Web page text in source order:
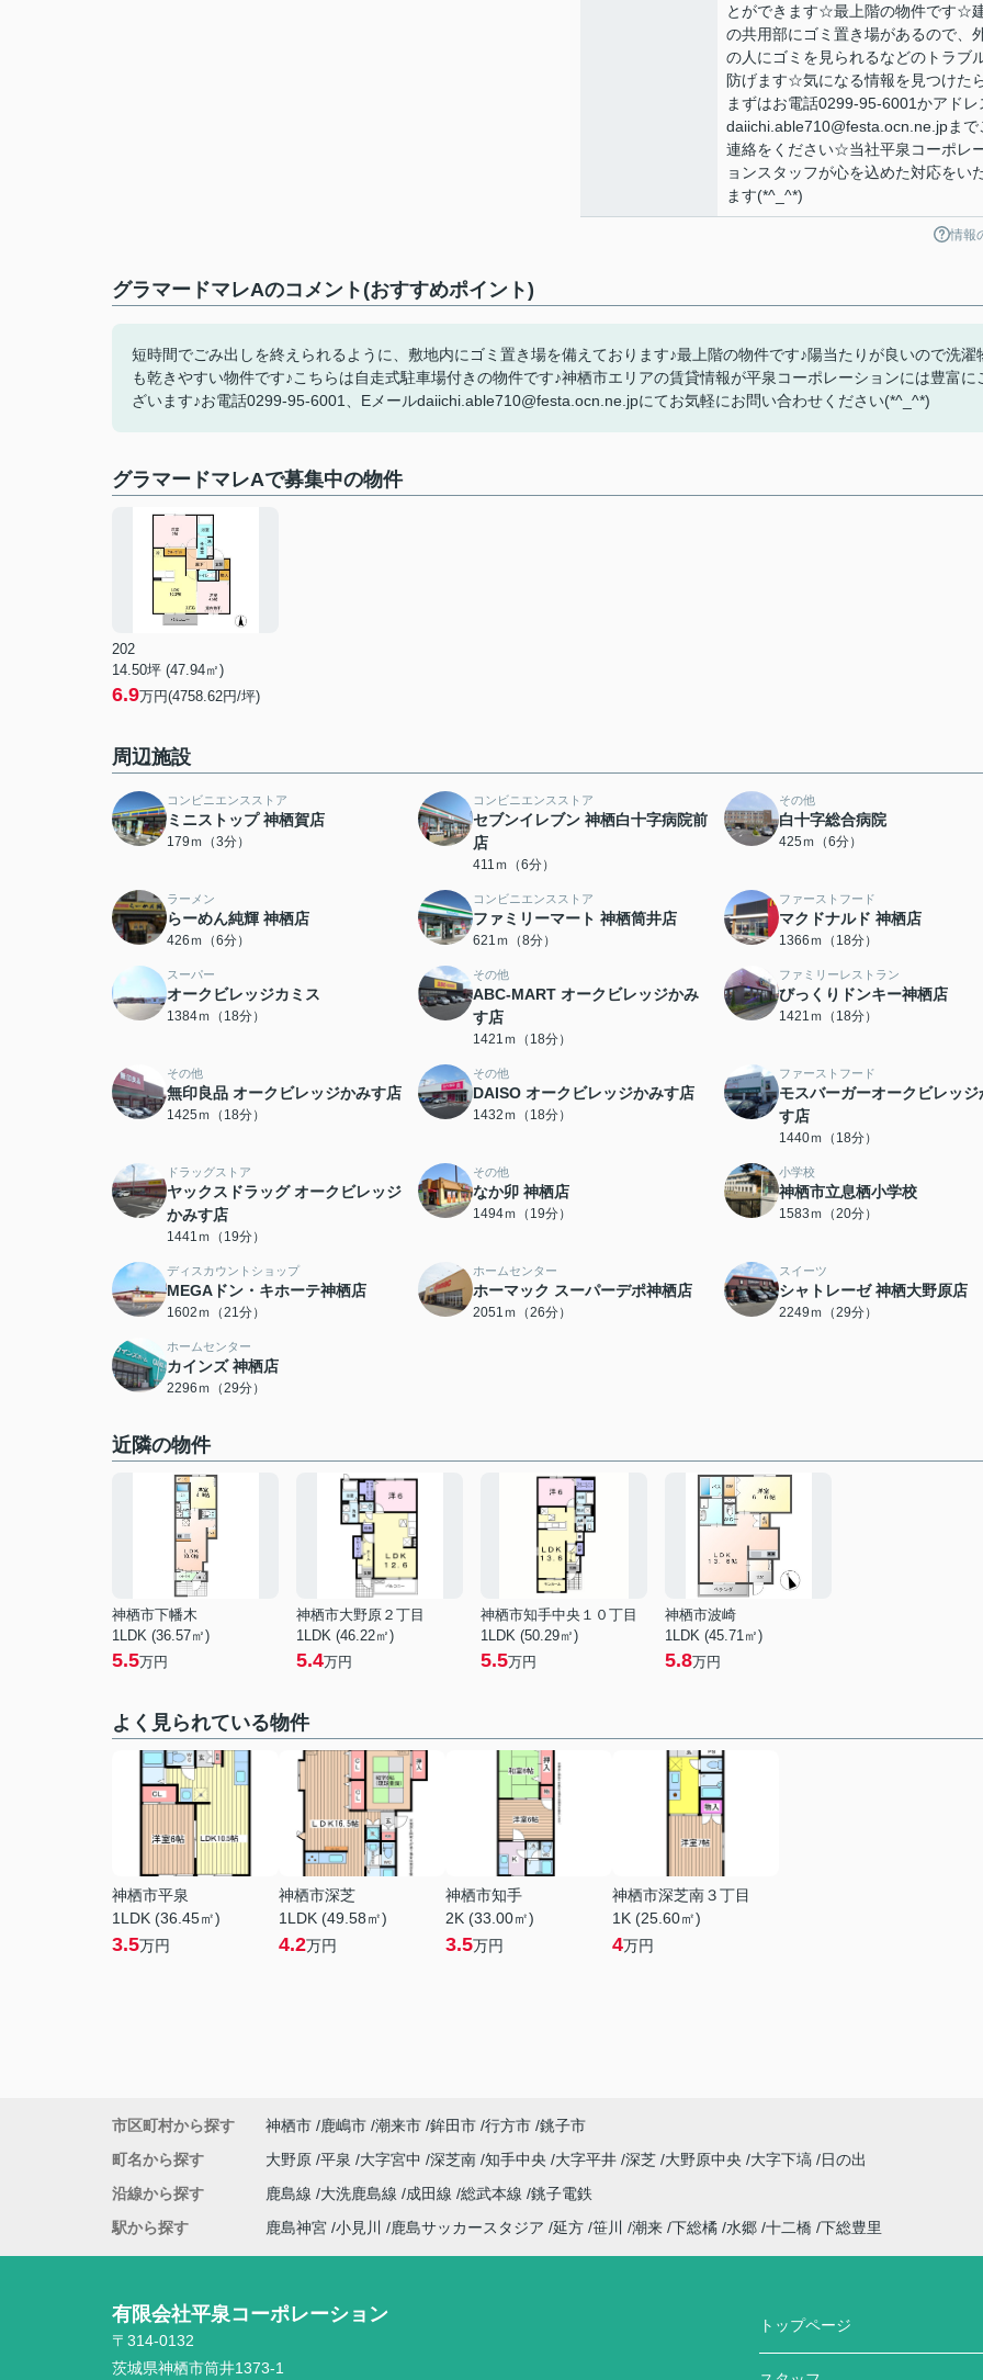
とができます☆最上階の物件です☆
の共用部にゴミ置き場があるので、
の人にゴミを見られるなどのトラブ
防げます☆気になる情報を見つけた
まずはお電話0299-95-6001かアドレ
daiichi.able710@festa.ocn.ne.jpまで
連絡をください☆当社平泉コーポレ
ョンスタッフが心を込めた対応をい
ます(*^_^*)
情報
グラマードマレAのコメント(おすすめポイント)
短時間でごみ出しを終えられるように、敷地内にゴミ置き場を備えております♪最上階の物件です♪陽当たりが良いので洗濯
も乾きやすい物件です♪こちらは自走式駐車場付きの物件です♪神栖市エリアの賃貸情報が平泉コーポレーションには豊富に
ざいます♪お電話0299-95-6001、Eメールdaiichi.able710@festa.ocn.ne.jpにてお気軽にお問い合わせください(*^_^*)
グラマードマレAで募集中の物件
202
14.50坪 (47.94㎡)
6.9万円(4758.62円/坪)
周辺施設
コンビニエンスストア
ミニストップ 神栖賀店
179ｍ（3分）
コンビニエンスストア
セブンイレブン 神栖白十字病院前
店
411ｍ（6分）
その他
白十字総合病院
425ｍ（6分）
ラーメン
らーめん純輝 神栖店
426ｍ（6分）
コンビニエンスストア
ファミリーマート 神栖筒井店
621ｍ（8分）
ファーストフード
マクドナルド 神栖店
1366ｍ（18分）
スーパー
オークビレッジカミス
1384ｍ（18分）
その他
ABC-MART オークビレッジかみ
す店
1421ｍ（18分）
ファミリーレストラン
びっくりドンキー神栖店
1421ｍ（18分）
その他
無印良品 オークビレッジかみす店
1425ｍ（18分）
その他
DAISO オークビレッジかみす店
1432ｍ（18分）
ファーストフード
モスバーガーオークビレッジ
す店
1440ｍ（18分）
ドラッグストア
ヤックスドラッグ オークビレッジ
かみす店
1441ｍ（19分）
その他
なか卯 神栖店
1494ｍ（19分）
小学校
神栖市立息栖小学校
1583ｍ（20分）
ディスカウントショップ
MEGAドン・キホーテ神栖店
1602ｍ（21分）
ホームセンター
ホーマック スーパーデポ神栖店
2051ｍ（26分）
スイーツ
シャトレーゼ 神栖大野原店
2249ｍ（29分）
ホームセンター
カインズ 神栖店
2296ｍ（29分）
近隣の物件
神栖市下幡木
1LDK (36.57㎡)
5.5万円
神栖市大野原２丁目
1LDK (46.22㎡)
5.4万円
神栖市知手中央１０丁目
1LDK (50.29㎡)
5.5万円
神栖市波崎
1LDK (45.71㎡)
5.8万円
よく見られている物件
神栖市平泉
1LDK (36.45㎡)
3.5万円
神栖市深芝
1LDK (49.58㎡)
4.2万円
神栖市知手
2K (33.00㎡)
3.5万円
神栖市深芝南３丁目
1K (25.60㎡)
4万円
市区町村から探す 神栖市 鹿嶋市 潮来市 鉾田市 行方市 銚子市
町名から探す
大野原 平泉 大字宮中 深芝南 知手中央 大字平井 深芝 大野原中央 大字下塙
日の出
沿線から探す
鹿島線 大洗鹿島線 成田線 総武本線 銚子電鉄
駅から探す
鹿島神宮 小見川 鹿島サッカースタジア 延方 笹川 潮来 下総橘 水郷 十二橋 下総豊里
有限会社平泉コーポレーション
〒314-0132
茨城県神栖市筒井1373-1
トップページ